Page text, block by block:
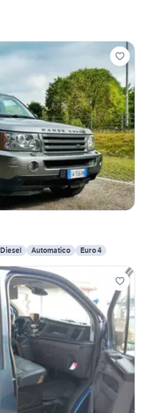
Diesel Automatico Euro 4